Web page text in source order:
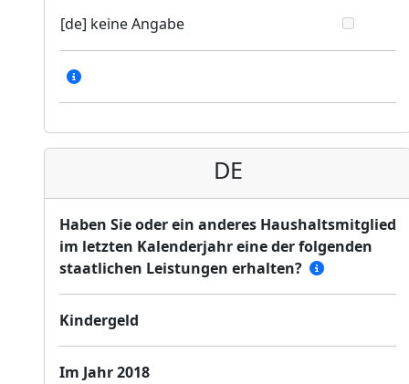
[de] keine Angabe
DE
Haben Sie oder ein anderes Haushaltsmitglied
im letzten Kalenderjahr eine der folgenden
staatlichen Leistungen erhalten?
Kindergeld
Im Jahr 2018